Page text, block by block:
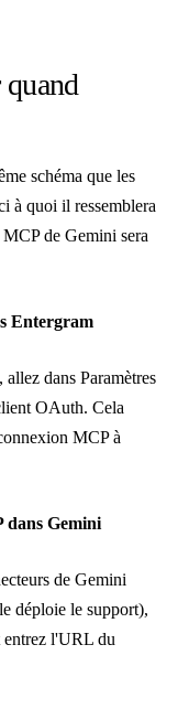
schéma que les
à quoi il ressemblera
de Gemini sera
Entergram
dans Paramètres
OAuth. Cela
MCP à
dans Gemini
de Gemini
déploie le support),
entrez l'URL du